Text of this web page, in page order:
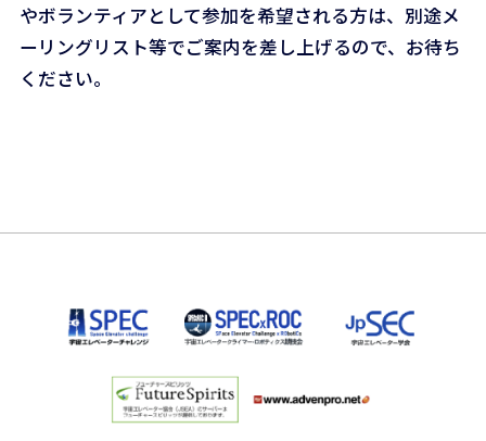
やボランティアとして参加を希望される方は、別途メ
ーリングリスト等でご案内を差し上げるので、お待ち
ください。